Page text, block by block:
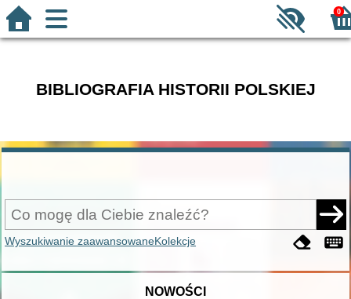
0
BIBLIOGRAFIA HISTORII POLSKIEJ
Wyszukiwanie zaawansowaneKolekcje
NOWOŚCI